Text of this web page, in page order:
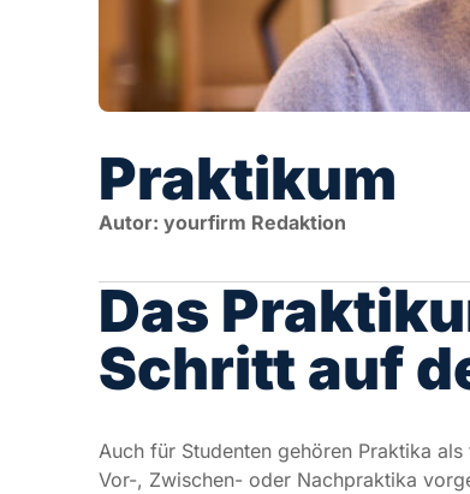
Praktikum
Autor: yourfirm Redaktion
Das
auf der
Auch für Studenten gehören Praktika als
Zwischen- oder Nachpraktika